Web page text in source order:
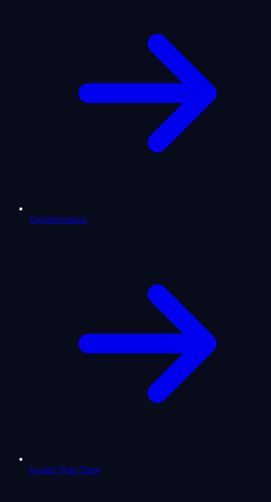
Tageshoroskop
Ja oder Nein Tarot